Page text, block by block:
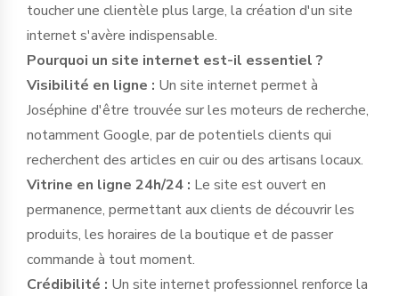
toucher une clientèle plus large, la création d'un site
internet s'avère indispensable.
Pourquoi un site internet est-il essentiel ?
Visibilité en ligne : Un site internet permet à
Joséphine d'être trouvée sur les moteurs de recherche,
notamment Google, par de potentiels clients qui
recherchent des articles en cuir ou des artisans locaux.
Vitrine en ligne 24h/24 : Le site est ouvert en
permanence, permettant aux clients de découvrir les
produits, les horaires de la boutique et de passer
commande à tout moment.
Crédibilité : Un site internet professionnel renforce la